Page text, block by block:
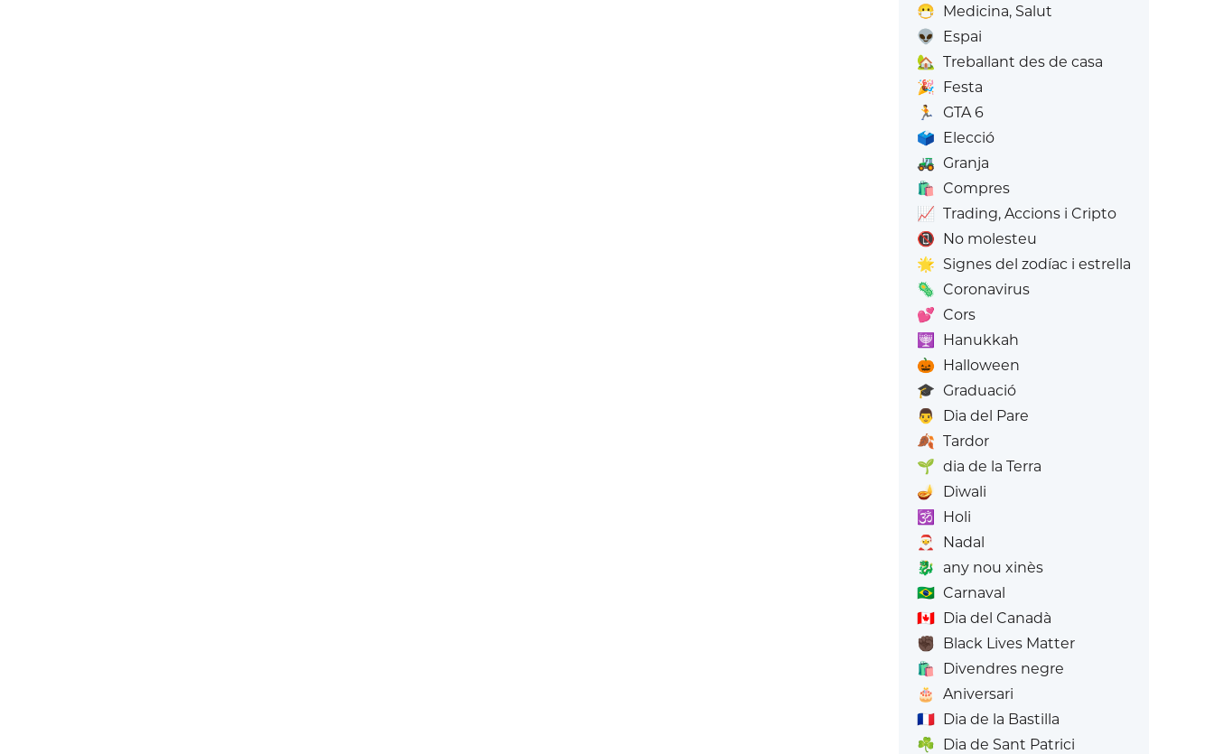
😷 Medicina, Salut
👽
Espai
🏡 Treballant des de casa
🎉 Festa
🏃
GTA 6
🗳️ Elecció
🚜 Granja
🛍️ Compres
📈 Trading, Accions i Cripto
📵 No molesteu
🌟 Signes del zodíac i estrella
🦠 Coronavirus
💕 Cors
🕎
Hanukkah
🎃 Halloween
🎓 Graduació
👨
Dia del Pare
🍂 Tardor
🌱 dia de la Terra
🪔
Diwali
🕉️
Holi
🎅
Nadal
🐉
any nou xinès
🇧🇷 Carnaval
🇨🇦 Dia del Canadà
✊🏿 Black Lives Matter
🛍️
Divendres negre
🎂
Aniversari
🇫🇷 Dia de la Bastilla
☘️ Dia de Sant Patrici